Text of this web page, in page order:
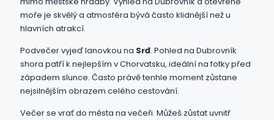
moře je skvělý a atmosféra bývá často klidnější než u
hlavních atrakcí.
Podvečer vyjeď lanovkou na Srđ. Pohled na Dubrovník
shora patří k nejlepším v Chorvatsku, ideální na fotky před
západem slunce. Často právě tenhle moment zůstane
nejsilnějším obrazem celého cestování.
Večer se vrať do města na večeři. Můžeš zůstat uvnitř